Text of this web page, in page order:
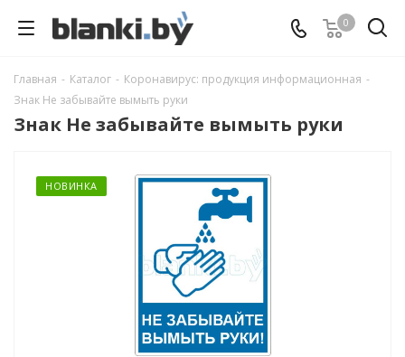
0
Главная - Каталог - Коронавирус: продукция информационная -
Знак Не забывайте вымыть руки
Знак Не забывайте вымыть руки
НОВИНКА